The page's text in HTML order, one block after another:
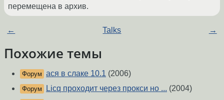
перемещена в архив.
← Talks →
Похожие темы
Форум ася в слаке 10.1 (2006)
Форум Licq проходит через прокси но ... (2004)